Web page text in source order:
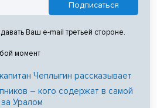
Ваш e-mail третьей стороне.
момент
Чеплыгин рассказывает
– кого содержат в самой
Уралом